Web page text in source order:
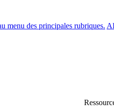
menu des principales rubriques.